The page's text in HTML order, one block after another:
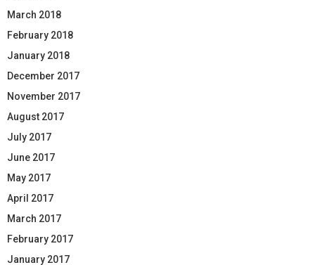
March 2018
February 2018
January 2018
December 2017
November 2017
August 2017
July 2017
June 2017
May 2017
April 2017
March 2017
February 2017
January 2017